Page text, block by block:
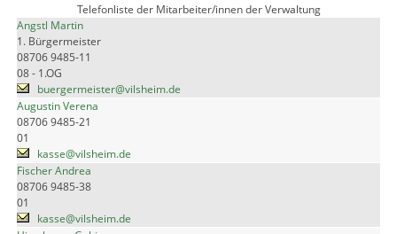
Telefonliste der Mitarbeiter/innen der Verwaltung
Angstl Martin
1. Bürgermeister
08706 9485-11
08 - 1.OG
buergermeister@vilsheim.de
Augustin Verena
08706 9485-21
01
kasse@vilsheim.de
Fischer Andrea
08706 9485-38
01
kasse@vilsheim.de